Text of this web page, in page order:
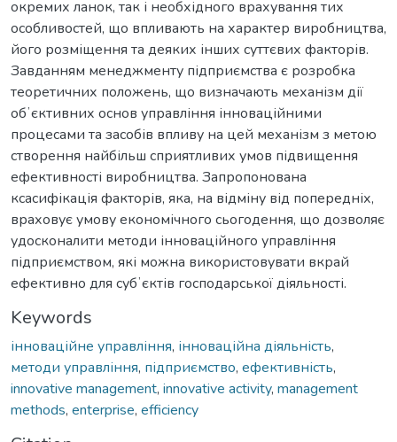
окремих ланок, так і необхідного врахування тих
особливостей, що впливають на характер виробництва,
його розміщення та деяких інших суттєвих факторів.
Завданням менеджменту підприємства є розробка
теоретичних положень, що визначають механізм дії
обʼєктивних основ управління інноваційними
процесами та засобів впливу на цей механізм з метою
створення найбільш сприятливих умов підвищення
ефективності виробництва. Запропонована
ксасифікація факторів, яка, на відміну від попередніх,
враховує умову економічного сьогодення, що дозволяє
удосконалити методи інноваційного управління
підприємством, які можна використовувати вкрай
ефективно для субʼєктів господарської діяльності.
Keywords
інноваційне управління, інноваційна діяльність,
методи управління, підприємство, ефективність,
innovative management, innovative activity, management
methods, enterprise, efficiency